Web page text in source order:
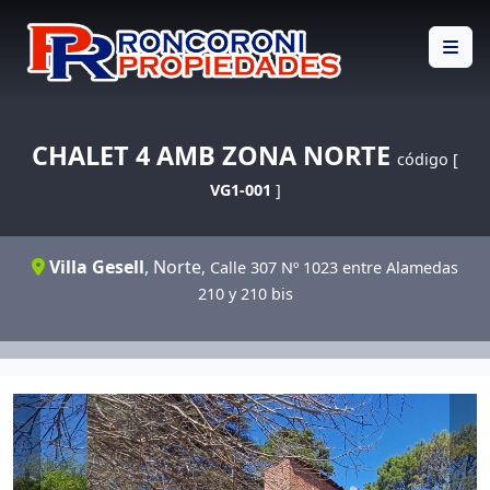
CHALET 4 AMB ZONA NORTE código [
VG1-001 ]
Villa Gesell, Norte, Calle 307 Nº 1023 entre Alamedas
210 y 210 bis